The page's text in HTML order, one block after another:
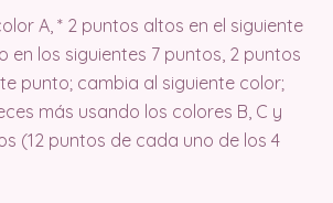
A, * 2 puntos altos en el siguiente
en los siguientes 7 puntos, 2 puntos
punto; cambia al siguiente color;
más usando los colores B, C y
(12 puntos de cada uno de los 4